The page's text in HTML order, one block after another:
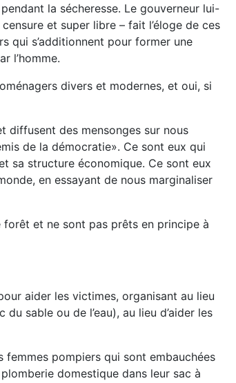
la sécheresse. Le gouverneur lui-
et super libre – fait l’éloge de ces
qui s’additionnent pour former une
l’homme.
divers et modernes, et oui, si
diffusent des mensonges sur nous
de la démocratie». Ce sont eux qui
sa structure économique. Ce sont eux
en essayant de nous marginaliser
forêt et ne sont pas prêts en principe à
aider les victimes, organisant au lieu
sable ou de l’eau), au lieu d’aider les
femmes pompiers qui sont embauchées
domestique dans leur sac à